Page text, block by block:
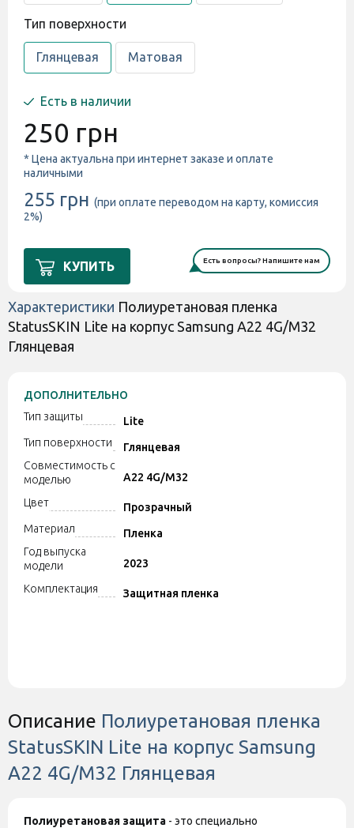
Тип поверхности
Глянцевая Матовая
Есть в наличии
250 грн
* Цена актуальна при интернет заказе и оплате
наличными
255 грн (при оплате переводом на карту, комиссия
2%)
КУПИТЬ Есть вопросы? Напишите нам
Характеристики Полиуретановая пленка
StatusSKIN Lite на корпус Samsung A22 4G/M32
Глянцевая
ДОПОЛНИТЕЛЬНО
Тип защиты
Lite
Тип поверхности
Глянцевая
Совместимость с
моделью
A22 4G/M32
Цвет
Прозрачный
Материал
Пленка
Год выпуска
модели
2023
Комплектация
Защитная пленка
Описание Полиуретановая пленка
StatusSKIN Lite на корпус Samsung
A22 4G/M32 Глянцевая
Полиуретановая защита - это специально